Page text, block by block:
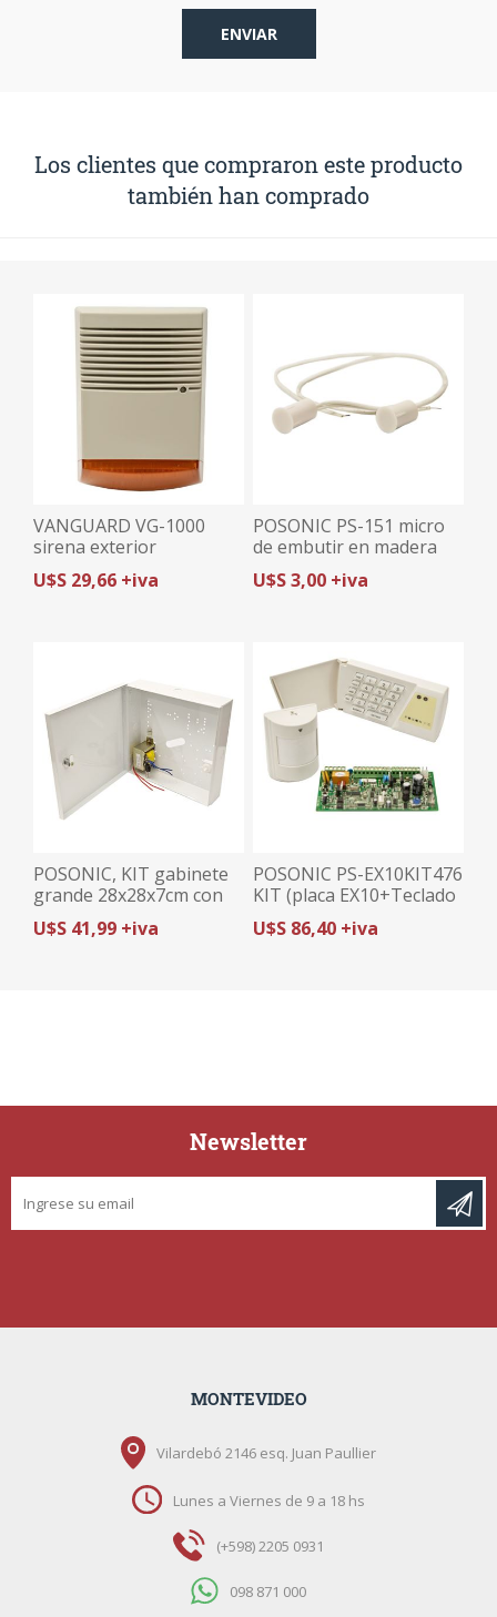
Los clientes que compraron este producto
también han comprado
VANGUARD VG-1000
sirena exterior
policarbonato amarilla
U$S 29,66 +iva
POSONIC PS-151 micro
de embutir en madera
U$S 3,00 +iva
POSONIC, KIT gabinete
grande 28x28x7cm con
trafo 16v 3A, con llave y
tamper
U$S 41,99 +iva
POSONIC PS-EX10KIT476
KIT (placa EX10+Teclado
PS-700+ PIR)
U$S 86,40 +iva
Newsletter
MONTEVIDEO
Vilardebó 2146 esq. Juan Paullier
Lunes a Viernes de 9 a 18 hs
(+598) 2205 0931
098 871 000